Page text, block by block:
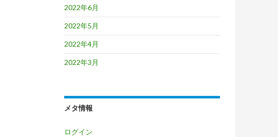
2022年6月
2022年5月
2022年4月
2022年3月
メタ情報
ログイン